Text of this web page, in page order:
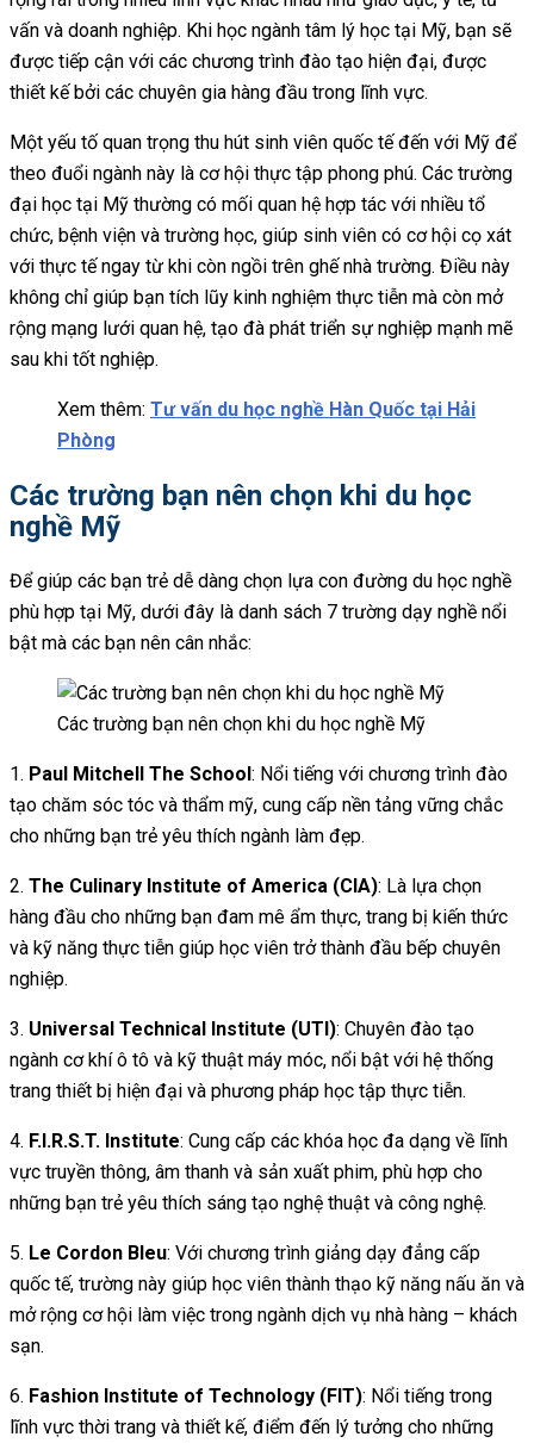
vấn và doanh nghiệp. Khi học ngành tâm lý học tại Mỹ, bạn sẽ
được tiếp cận với các chương trình đào tạo hiện đại, được
thiết kế bởi các chuyên gia hàng đầu trong lĩnh vực.
Một yếu tố quan trọng thu hút sinh viên quốc tế đến với Mỹ để
theo đuổi ngành này là cơ hội thực tập phong phú. Các trường
đại học tại Mỹ thường có mối quan hệ hợp tác với nhiều tổ
chức, bệnh viện và trường học, giúp sinh viên có cơ hội cọ xát
với thực tế ngay từ khi còn ngồi trên ghế nhà trường. Điều này
không chỉ giúp bạn tích lũy kinh nghiệm thực tiễn mà còn mở
rộng mạng lưới quan hệ, tạo đà phát triển sự nghiệp mạnh mẽ
sau khi tốt nghiệp.
Xem thêm: Tư vấn du học nghề Hàn Quốc tại Hải
Phòng
Các trường bạn nên chọn khi du học
nghề Mỹ
Để giúp các bạn trẻ dễ dàng chọn lựa con đường du học nghề
phù hợp tại Mỹ, dưới đây là danh sách 7 trường dạy nghề nổi
bật mà các bạn nên cân nhắc:
Các trường bạn nên chọn khi du học nghề Mỹ
1. Paul Mitchell The School : Nổi tiếng với chương trình đào
tạo chăm sóc tóc và thẩm mỹ, cung cấp nền tảng vững chắc
cho những bạn trẻ yêu thích ngành làm đẹp.
2. The Culinary Institute of America (CIA): Là lựa chọn
hàng đầu cho những bạn đam mê ẩm thực, trang bị kiến thức
và kỹ năng thực tiễn giúp học viên trở thành đầu bếp chuyên
nghiệp.
3. Universal Technical Institute (UTI): Chuyên đào tạo
ngành cơ khí ô tô và kỹ thuật máy móc, nổi bật với hệ thống
trang thiết bị hiện đại và phương pháp học tập thực tiễn.
4. F.I.R.S.T. Institute: Cung cấp các khóa học đa dạng về lĩnh
vực truyền thông, âm thanh và sản xuất phim, phù hợp cho
những bạn trẻ yêu thích sáng tạo nghệ thuật và công nghệ.
5. Le Cordon Bleu: Với chương trình giảng dạy đẳng cấp
quốc tế, trường này giúp học viên thành thạo kỹ năng nấu ăn và
mở rộng cơ hội làm việc trong ngành dịch vụ nhà hàng – khách
sạn.
6. Fashion Institute of Technology (FIT): Nổi tiếng trong
lĩnh vực thời trang và thiết kế, điểm đến lý tưởng cho những